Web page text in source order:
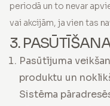
periodā un to nevar
vai akcijām, ja vien tas
3.
Pasūtījuma
produktu un
Sistēma